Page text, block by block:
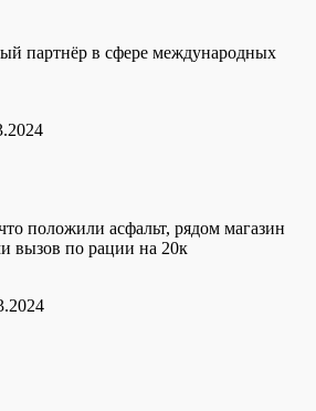
партнёр в сфере международных
положили асфальт, рядом магазин
вызов по рации на 20к